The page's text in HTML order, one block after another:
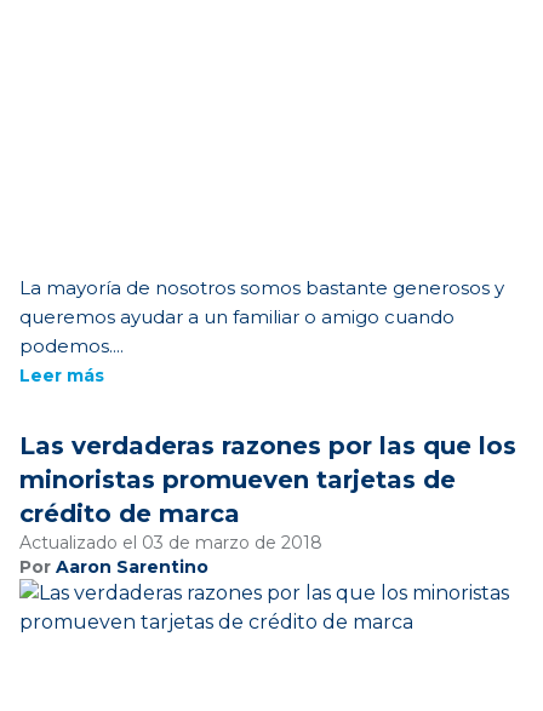
La mayoría de nosotros somos bastante generosos y
queremos ayudar a un familiar o amigo cuando
podemos....
Leer más
Las verdaderas razones por las que los
minoristas promueven tarjetas de
crédito de marca
Actualizado el 03 de marzo de 2018
Por Aaron Sarentino